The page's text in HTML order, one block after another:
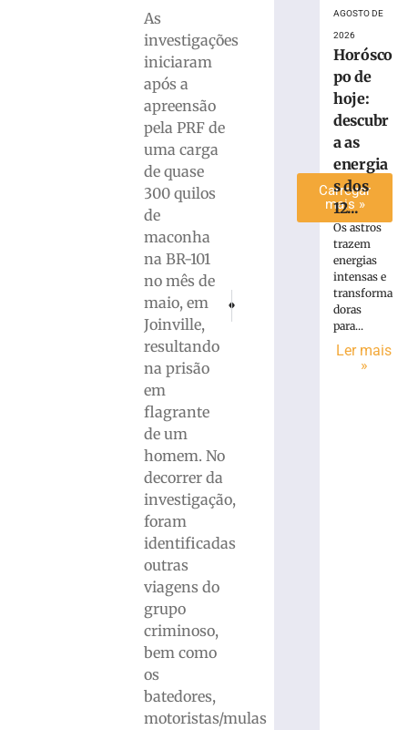
As
investigações
iniciaram
após a
apreensão
pela PRF de
uma carga
de quase
300 quilos
de
maconha
na BR-101
no mês de
maio, em
Joinville,
resultando
na prisão
em
flagrante
de um
homem. No
decorrer da
investigação,
foram
identificadas
outras
viagens do
grupo
criminoso,
bem como
os
batedores,
motoristas/mulas
Mutirão de Castração: Mais
Artigo científico desenvolvido por
Carregar
mais »
AGOSTO DE
2026
Horósco
po de
hoje:
descubr
a as
energia
s dos
12...
Os astros
trazem
energias
intensas e
transforma
doras
para...
Ler mais
»